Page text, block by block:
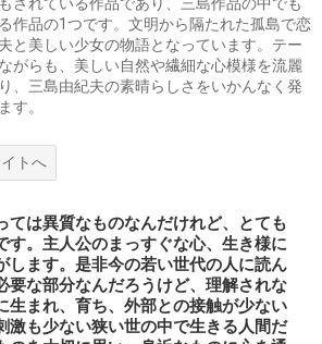
されている作品であり、三島作品の中でも
作品の1つです。文明から隔たれた孤島で恋
と美しい少女の物語となっています。テー
がらも、美しい自然や繊細な心模様を流麗
、三島由紀夫の素晴らしさをいかんなく発
す。
トへ
ては異質なものなんだけれど、とても
す。主人公のまっすぐな心、生き様に
します。是非今の若い世代の人に読ん
要な部分なんだろうけど、理解されな
生まれ、育ち、外部との接触が少ない
激も少ない狭い世の中で生きる人間だ